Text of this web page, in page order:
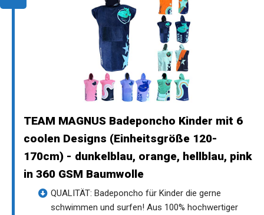
TEAM MAGNUS Badeponcho Kinder mit 6
coolen Designs (Einheitsgröße 120-
170cm) - dunkelblau, orange, hellblau, pink
in 360 GSM Baumwolle
QUALITÄT: Badeponcho für Kinder die gerne
schwimmen und surfen! Aus 100% hochwertiger